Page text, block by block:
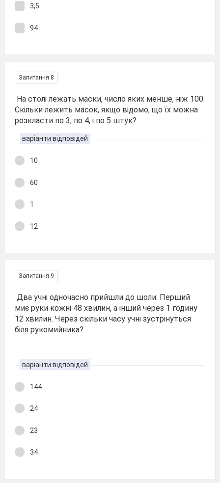
3,5
94
Запитання 8
На столі лежать маски, число яких менше, ніж 100.
Скільки лежить масок, якщо відомо, що їх можна
розкласти по 3, по 4, і по 5 штук?
варіанти відповідей
10
60
1
12
Запитання 9
Два учні одночасно прийшли до шоли. Перший
миє руки кожні 48 хвилин, а інший через 1 годину
12 хвилин. Через скільки часу учні зустрінуться
біля рукомийника?
варіанти відповідей
144
24
23
34